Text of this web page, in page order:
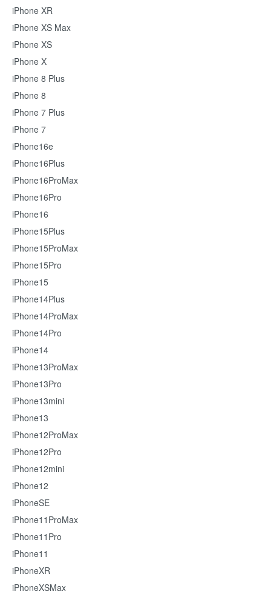
iPhone XR
iPhone XS Max
iPhone XS
iPhone X
iPhone 8 Plus
iPhone 8
iPhone 7 Plus
iPhone 7
iPhone16e
iPhone16Plus
iPhone16ProMax
iPhone16Pro
iPhone16
iPhone15Plus
iPhone15ProMax
iPhone15Pro
iPhone15
iPhone14Plus
iPhone14ProMax
iPhone14Pro
iPhone14
iPhone13ProMax
iPhone13Pro
iPhone13mini
iPhone13
iPhone12ProMax
iPhone12Pro
iPhone12mini
iPhone12
iPhoneSE
iPhone11ProMax
iPhone11Pro
iPhone11
iPhoneXR
iPhoneXSMax